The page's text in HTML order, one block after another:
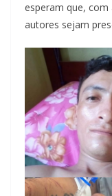
esperam que,
autores sejam